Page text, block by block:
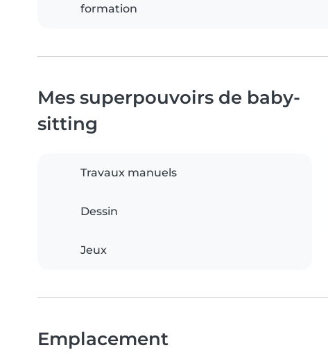
formation
Mes superpouvoirs de baby-
sitting
Travaux manuels
Dessin
Jeux
Emplacement